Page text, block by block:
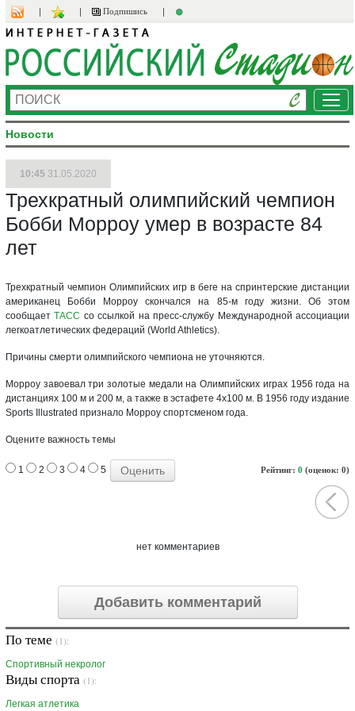
Подпишись
Новости
10:45 31.05.2020
Трехкратный олимпийский чемпион
Бобби Морроу умер в возрасте 84
лет
Трехкратный чемпион Олимпийских игр в беге на спринтерские дистанции
американец Бобби Морроу скончался на 85-м году жизни. Об этом
сообщаетТАСС со ссылкой на пресс-службу Международной ассоциации
легкоатлетических федераций (World Athletics).
Причины смерти олимпийского чемпиона не уточняются.
Морроу завоевал три золотые медали на Олимпийских играх 1956 года на
дистанциях 100 м и 200 м, а также в эстафете 4х100 м. В 1956 году издание
Sports Illustrated признало Морроу спортсменом года.
Оцените важность темы
Рейтинг: 0 (оценок: 0)
1 2 3 4 5
нет комментариев
Добавить комментарий
По теме (1):
Спортивный некролог
Виды спорта (1):
Легкая атлетика